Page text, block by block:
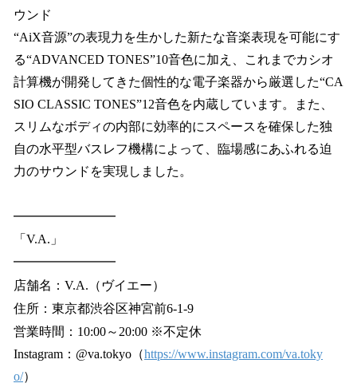
ウンド
“AiX音源”の表現力を生かした新たな音楽表現を可能にす
る“ADVANCED TONES”10音色に加え、これまでカシオ
計算機が開発してきた個性的な電子楽器から厳選した“CA
SIO CLASSIC TONES”12音色を内蔵しています。また、
スリムなボディの内部に効率的にスペースを確保した独
自の水平型バスレフ機構によって、臨場感にあふれる迫
力のサウンドを実現しました。
━━━━━━━━
「V.A.」
━━━━━━━━
店舗名：V.A.（ヴイエー）
住所：東京都渋谷区神宮前6-1-9
営業時間：10:00～20:00 ※不定休
Instagram：@va.tokyo（https://www.instagram.com/va.toky
o/）